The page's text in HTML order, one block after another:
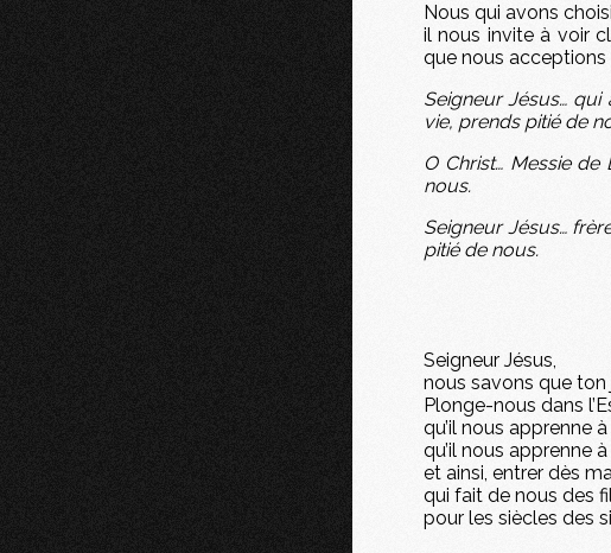
Nous qui avons
il nous invite à voir
que nous acceptions
Seigneur Jésus…
vie, prends pitié de
O Christ… Messie
nous.
Seigneur Jésus…
pitié de nous.
Seigneur Jésus,
nous savons que
Plonge-nous dans
qu’il nous apprenne
qu’il nous apprenne
et ainsi, entrer dès
qui fait de nous des
pour les siècles des